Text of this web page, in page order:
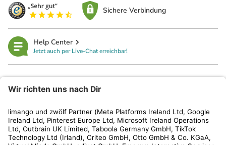
Sichere Verbindung
Help Center
Jetzt auch per Live-Chat erreichbar!
Kundenservice